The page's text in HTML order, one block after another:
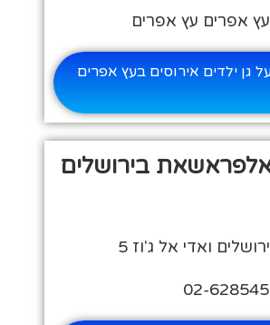
אפרים עץ אפרים
גן ילדים אירוסים בעץ אפרים
אלפראשאת בירושלים
ואדי אל ג'וז 5